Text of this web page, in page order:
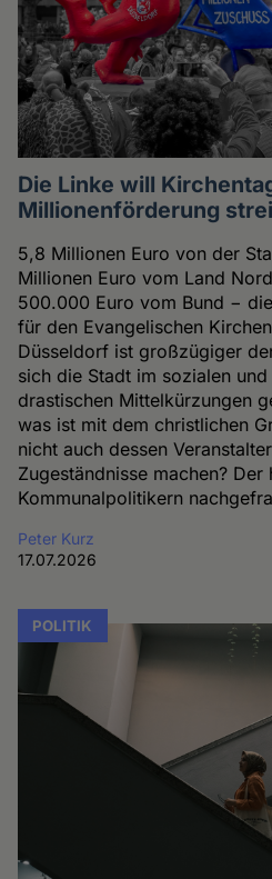
Die Linke will
Millionenförderung
5,8 Millionen Euro von der
Millionen Euro vom Land
500.000 Euro vom Bund −
für den Evangelischen
Düsseldorf ist großzügiger
sich die Stadt im sozialen
drastischen Mittelkürzungen
was ist mit dem christlichen
nicht auch dessen
Zugeständnisse machen?
Kommunalpolitikern
Peter Kurz
17.07.2026
POLITIK